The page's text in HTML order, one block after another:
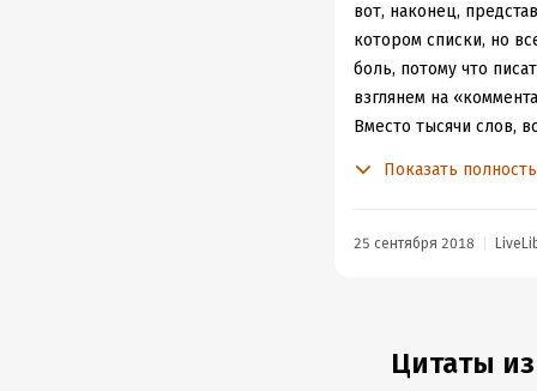
вот, наконец,
котором списки, но
боль, потому что
взглянем на
Вместо тысячи слов,
Властелин
Джексон, Фрэн
Фантастика
Бланшетт,
Отто, Доминик
Серкис, Дэвид
Смит, Брэд
Показать
25 сентября 2018
Цитаты